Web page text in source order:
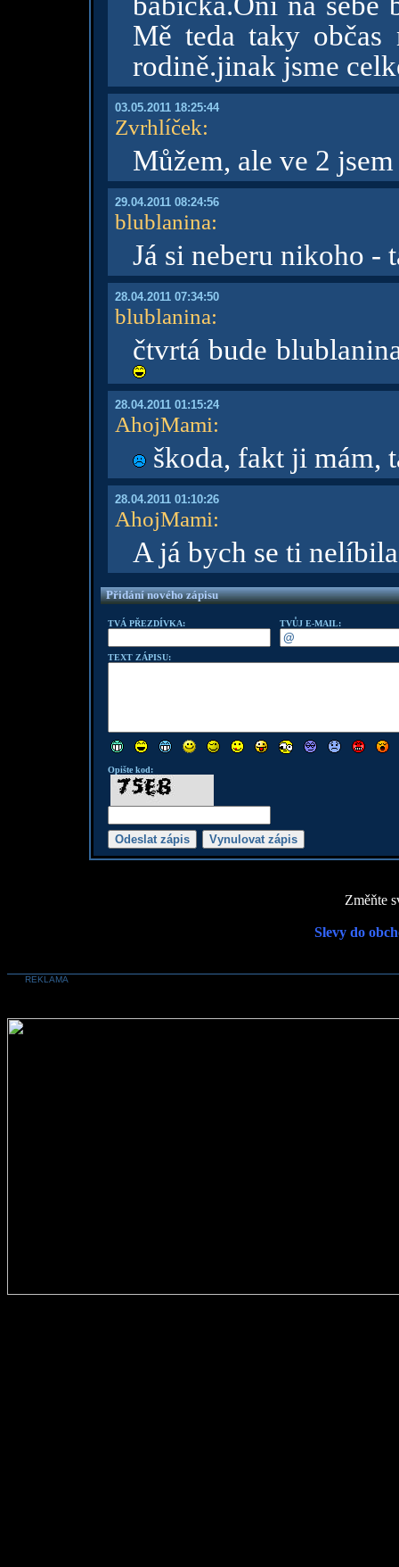
Mě teda taky
rodině.jinak jsme
03.05.2011 18:25:44
Zvrhlíček:
Můžem, ale ve 2
29.04.2011 08:24:56
blublanina:
Já si neberu nikoho -
28.04.2011 07:34:50
blublanina:
čtvrtá bude
28.04.2011 01:15:24
AhojMami:
škoda, fakt ji mám,
28.04.2011 01:10:26
AhojMami:
A já bych se ti
Přidání nového zápisu
TVÁ PŘEZDÍVKA: TVŮJ E-MAIL:
TEXT ZÁPISU:
Opište kod:
Změňte
Slevy do
REKLAMA